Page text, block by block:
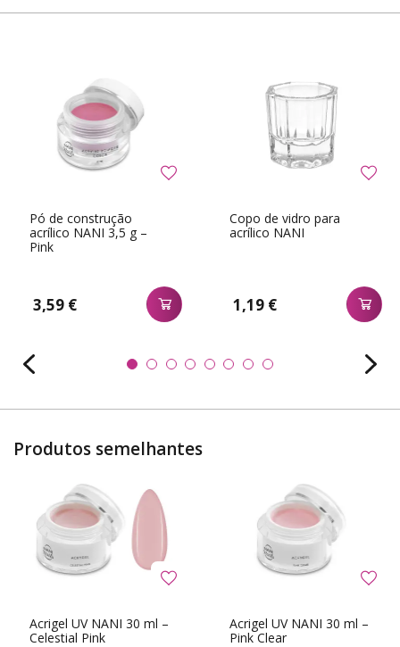
Pó de construção
acrílico NANI 3,5 g –
Pink
3,59 €
Copo de vidro para
acrílico NANI
1,19 €
Produtos semelhantes
Acrigel UV NANI 30 ml –
Celestial Pink
Acrigel UV NANI 30 ml –
Pink Clear